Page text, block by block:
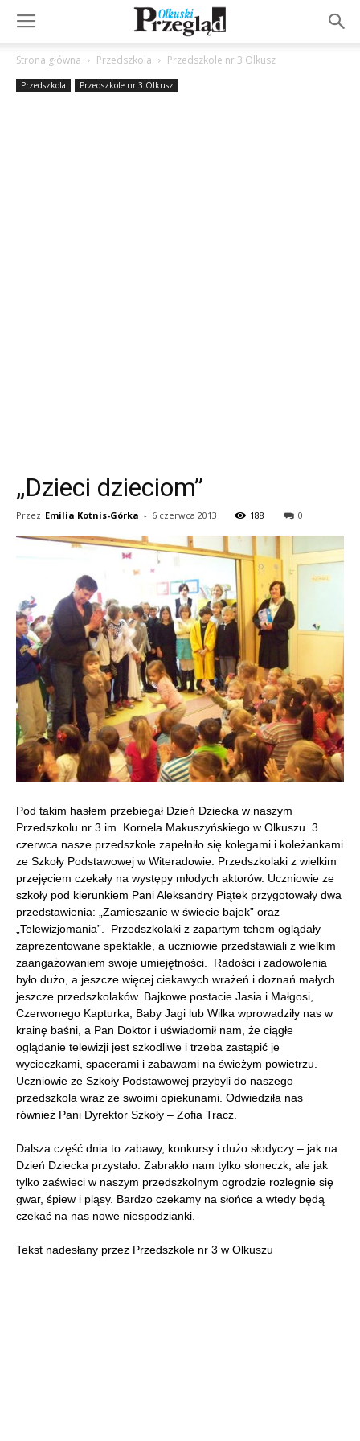
Strona główna Przedszkola Przedszkole nr 3 Olkusz
Przedszkola Przedszkole nr 3 Olkusz
„Dzieci dzieciom”
Przez Emilia Kotnis-Górka - 6 czerwca 2013 188 0
Pod takim hasłem przebiegał Dzień Dziecka w naszym
Przedszkolu nr 3 im. Kornela Makuszyńskiego w Olkuszu. 3
czerwca nasze przedszkole zapełniło się kolegami i koleżankami
ze Szkoły Podstawowej w Witeradowie. Przedszkolaki z wielkim
przejęciem czekały na występy młodych aktorów. Uczniowie ze
szkoły pod kierunkiem Pani Aleksandry Piątek przygotowały dwa
przedstawienia: „Zamieszanie w świecie bajek” oraz
„Telewizjomania”. Przedszkolaki z zapartym tchem oglądały
zaprezentowane spektakle, a uczniowie przedstawiali z wielkim
zaangażowaniem swoje umiejętności. Radości i zadowolenia
było dużo, a jeszcze więcej ciekawych wrażeń i doznań małych
jeszcze przedszkolaków. Bajkowe postacie Jasia i Małgosi,
Czerwonego Kapturka, Baby Jagi lub Wilka wprowadziły nas w
krainę baśni, a Pan Doktor i uświadomił nam, że ciągłe
oglądanie telewizji jest szkodliwe i trzeba zastąpić je
wycieczkami, spacerami i zabawami na świeżym powietrzu.
Uczniowie ze Szkoły Podstawowej przybyli do naszego
przedszkola wraz ze swoimi opiekunami. Odwiedziła nas
również Pani Dyrektor Szkoły – Zofia Tracz.
Dalsza część dnia to zabawy, konkursy i dużo słodyczy – jak na
Dzień Dziecka przystało. Zabrakło nam tylko słoneczk, ale jak
tylko zaświeci w naszym przedszkolnym ogrodzie rozlegnie się
gwar, śpiew i pląsy. Bardzo czekamy na słońce a wtedy będą
czekać na nas nowe niespodzianki.
Tekst nadesłany przez Przedszkole nr 3 w Olkuszu